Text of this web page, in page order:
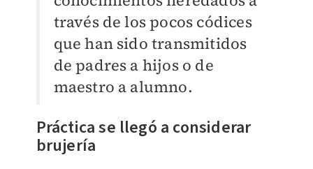
través de los pocos códices
que han sido transmitidos
de padres a hijos o de
maestro a alumno.
Práctica se llegó a considerar
brujería